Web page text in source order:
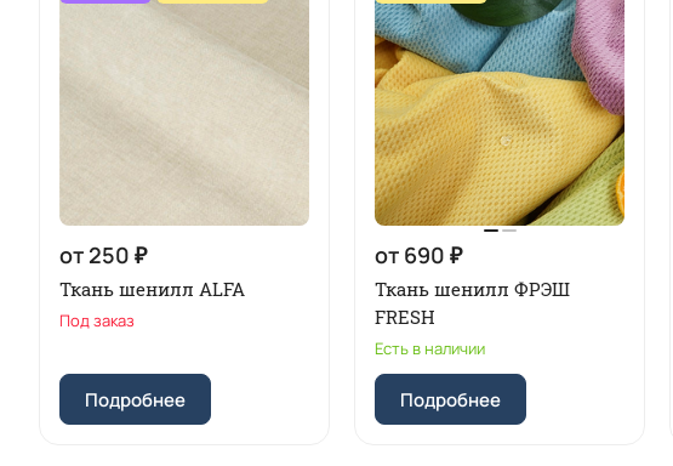
от 250 ₽
Ткань шенилл ALFA
Под заказ
Подробнее
от 690 ₽
Ткань шенилл ФРЭШ
FRESH
Есть в наличии
Подробнее